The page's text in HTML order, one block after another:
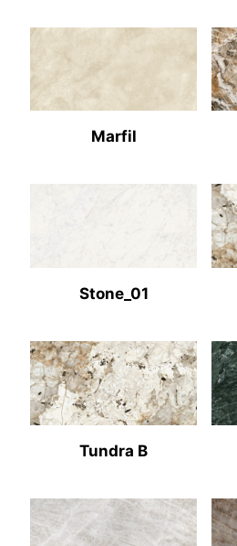
Marfil
Stone_01
Tundra B